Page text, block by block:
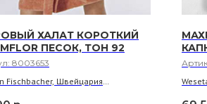
ХАЛАТ КОРОТКИЙ
ПЕСОК, ТОН 92
8003653
Fischbacher, Швейцария